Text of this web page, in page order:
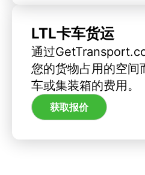
LTL卡车货运
通过
您的货物占用的空间
车或集装箱的费用。
获取报价